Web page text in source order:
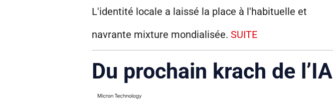
L'identité locale a laissé la place à l'habituelle et
navrante mixture mondialisée. SUITE
Du prochain krach de l’IA